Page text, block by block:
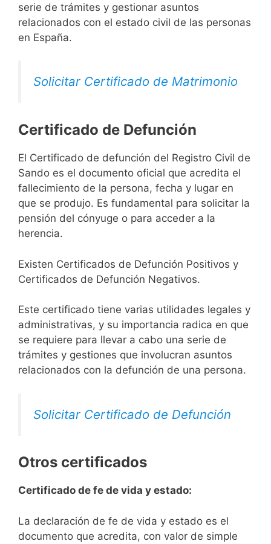
serie de trámites y gestionar asuntos
relacionados con el estado civil de las personas
en España.
Solicitar Certificado de Matrimonio
Certificado de Defunción
El Certificado de defunción del Registro Civil de
Sando es el documento oficial que acredita el
fallecimiento de la persona, fecha y lugar en
que se produjo. Es fundamental para solicitar la
pensión del cónyuge o para acceder a la
herencia.
Existen Certificados de Defunción Positivos y
Certificados de Defunción Negativos.
Este certificado tiene varias utilidades legales y
administrativas, y su importancia radica en que
se requiere para llevar a cabo una serie de
trámites y gestiones que involucran asuntos
relacionados con la defunción de una persona.
Solicitar Certificado de Defunción
Otros certificados
Certificado de fe de vida y estado:
La declaración de fe de vida y estado es el
documento que acredita, con valor de simple